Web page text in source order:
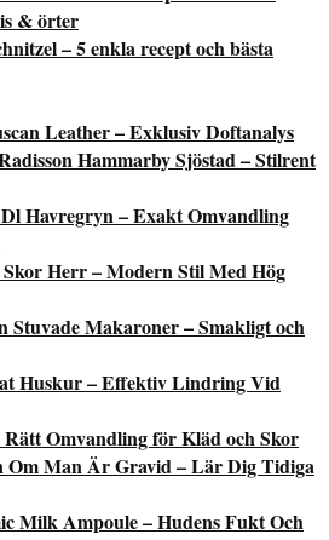
& örter
– 5 enkla recept och bästa
Leather – Exklusiv Doftanalys
Hammarby Sjöstad – Stilrent
Havregryn – Exakt Omvandling
Herr – Modern Stil Med Hög
Stuvade Makaroner – Smakligt och
Huskur – Effektiv Lindring Vid
Rätt Omvandling för Kläd och Skor
Om Man Är Gravid – Lär Dig Tidiga
Milk Ampoule – Hudens Fukt Och